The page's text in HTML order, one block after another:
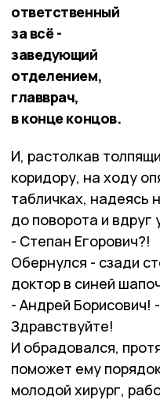
ответственный
за всё -
заведующий
отделением,
главврач,
в конце концов.
И, растолкав
коридору, на ходу
табличках, надеясь
до поворота и вдруг
- Степан Егорович?!
Обернулся - сзади
доктор в синей
- Андрей Борисович!
Здравствуйте!
И обрадовался,
поможет ему
молодой хирург,